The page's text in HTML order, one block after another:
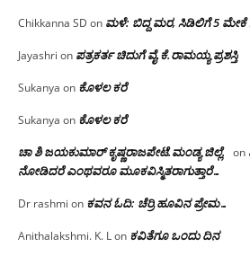
Chikkanna SD on ಮಳೆ: ಬಿದ್ದ ಮರ, ಸಿಡಿಲಿಗೆ 5 ಮೇಕೆ
Jayashri on ಪತ್ರಕರ್ತ ಚಿದುಗೆ ವೈ.ಕೆ.ರಾಮಯ್ಯ ಪ್ರಶಸ್ತಿ
Sukanya on ಕೊಳಲ ಕರೆ
Sukanya on ಕೊಳಲ ಕರೆ
ಚಾ ಶಿ ಜಯಕುಮಾರ್ ಕೃಷ್ಣರಾಜಪೇಟೆ.ಮಂಡ್ಯ ಜಿಲ್ಲೆ. on
ನೋಡಿದರೆ ಎಂಥವರೂ ಮೂಕವಿಸ್ಮಿತರಾಗುತ್ತಾರೆ…
Dr rashmi on ಕವನ ಓದಿ: ಚೆರ್ರಿ ಹೂವಿನ ಪ್ರೇಮ…
Anithalakshmi. K. Lon ಕವಿತೆಗೂ ಒಂದು ದಿನ